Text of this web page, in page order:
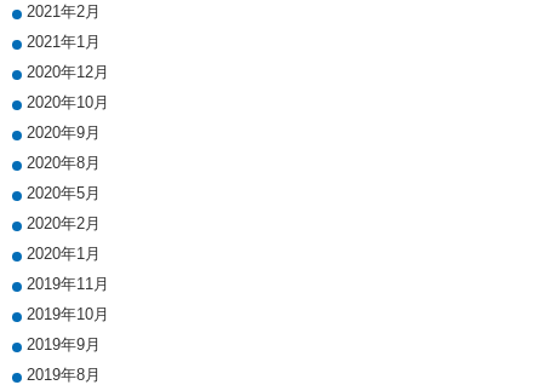
2021年2月
2021年1月
2020年12月
2020年10月
2020年9月
2020年8月
2020年5月
2020年2月
2020年1月
2019年11月
2019年10月
2019年9月
2019年8月